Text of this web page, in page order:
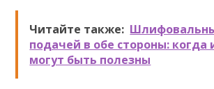
Читайте также:
подачей в обе стороны: когда
могут быть полезны